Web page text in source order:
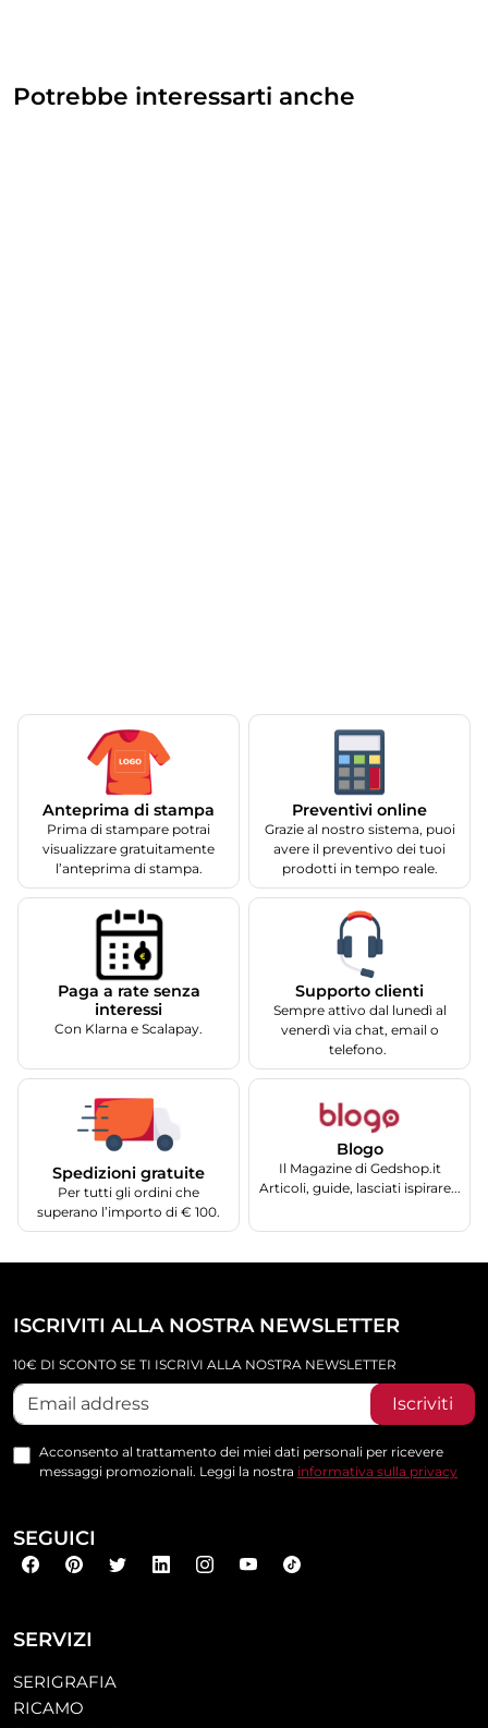
Potrebbe interessarti anche
Anteprima di stampa
Prima di stampare potrai
visualizzare gratuitamente
l’anteprima di stampa.
Preventivi online
Grazie al nostro sistema, puoi
avere il preventivo dei tuoi
prodotti in tempo reale.
Paga a rate senza
interessi
Con Klarna e Scalapay.
Supporto clienti
Sempre attivo dal lunedì al
venerdì via chat, email o
telefono.
Spedizioni gratuite
Per tutti gli ordini che
superano l’importo di € 100.
Blogo
Il Magazine di Gedshop.it
Articoli, guide, lasciati ispirare...
SERVIZI
SERIGRAFIA
RICAMO
ISCRIVITI ALLA NOSTRA NEWSLETTER
10€ DI SCONTO SE TI ISCRIVI ALLA NOSTRA NEWSLETTER
Iscriviti
Acconsento al trattamento dei miei dati personali per ricevere
messaggi promozionali. Leggi la nostra informativa sulla privacy
SEGUICI